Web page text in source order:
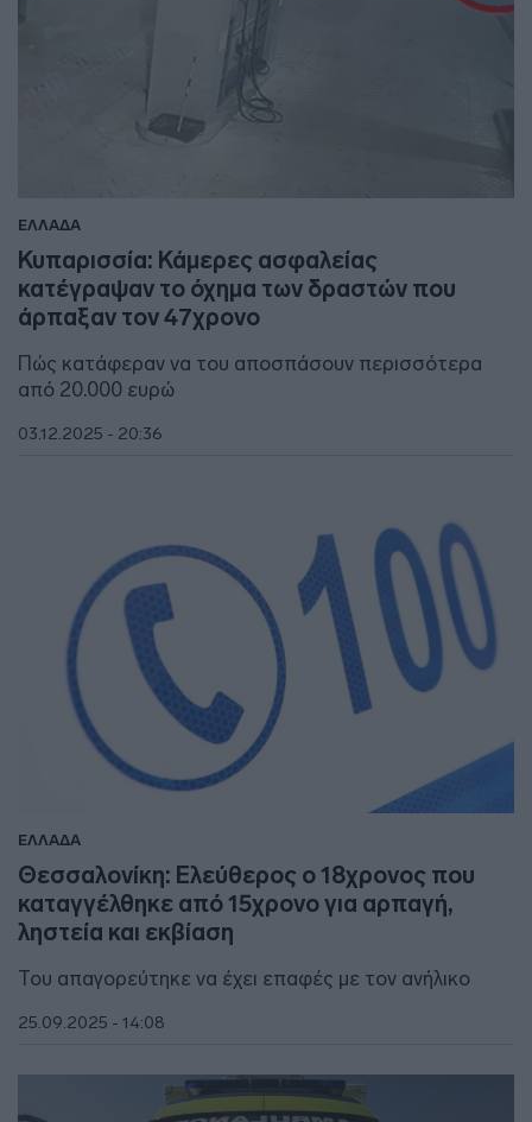
ΕΛΛΑΔΑ
Κυπαρισσία: Κάμερες ασφαλείας
κατέγραψαν το όχημα των δραστών που
άρπαξαν τον 47χρονο
Πώς κατάφεραν να του αποσπάσουν περισσότερα
από 20.000 ευρώ
03.12.2025 - 20:36
ΕΛΛΑΔΑ
Θεσσαλονίκη: Ελεύθερος ο 18χρονος που
καταγγέλθηκε από 15χρονο για αρπαγή,
ληστεία και εκβίαση
Του απαγορεύτηκε να έχει επαφές με τον ανήλικο
25.09.2025 - 14:08